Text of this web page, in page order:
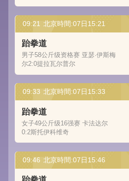
09:21 北京時間:07日15:21
跆拳道
男子58公斤级资格赛 亚瑟·伊斯梅
尔2:0提拉瓦尔普尔
09:33 北京時間:07日15:33
跆拳道
女子49公斤级16强赛 卡法达尔
0:2斯托伊科维奇
09:46 北京時間:07日15:46